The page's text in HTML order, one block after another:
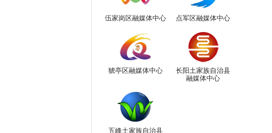
伍家岗区融媒体中心 点军区融媒体中心
猇亭区融媒体中心
长阳土家族自治县
融媒体中心
五峰土家族自治县